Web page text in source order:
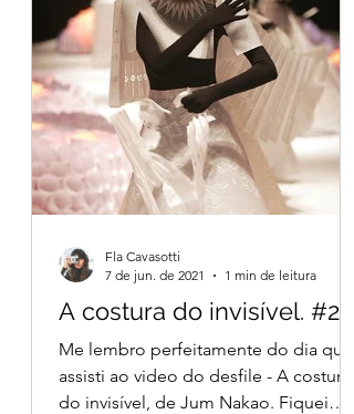
A costura do invisível. #2
Me lembro perfeitamente do dia que
assisti ao video do desfile - A costura
do invisível, de Jum Nakao. Fiquei
Fla Cavasotti
7 de jun. de 2021
1 min de leitura